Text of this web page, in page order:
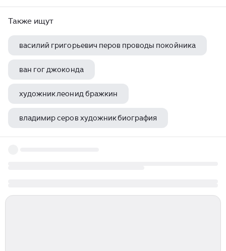
Также ищут
василий григорьевич перов проводы покойника
ван гог джоконда
художник леонид бражкин
владимир серов художник биография